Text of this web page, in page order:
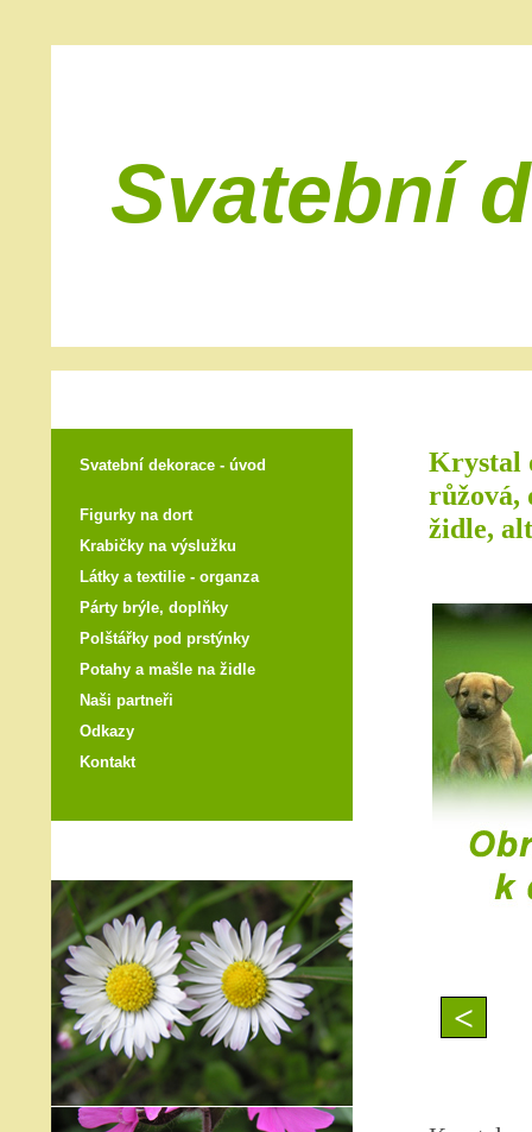
Svatební
Svatební dekorace - úvod
Figurky na dort
Krabičky na výslužku
Látky a textilie - organza
Párty brýle, doplňky
Polštářky pod prstýnky
Potahy a mašle na židle
Naši partneři
Odkazy
Kontakt
Krystal
růžová,
židle,
<